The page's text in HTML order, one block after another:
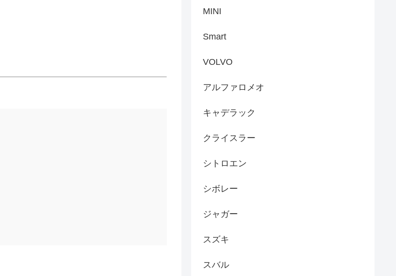
MINI
Smart
VOLVO
アルファロメオ
キャデラック
クライスラー
シトロエン
シボレー
ジャガー
スズキ
スバル